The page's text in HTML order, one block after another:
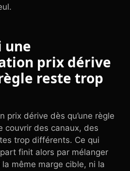
une
prix dérive
reste trop
prix dérive dès qu’une règle
couvrir des canaux, des
trop différents. Ce qui
finit alors par mélanger
la même marge cible, ni la